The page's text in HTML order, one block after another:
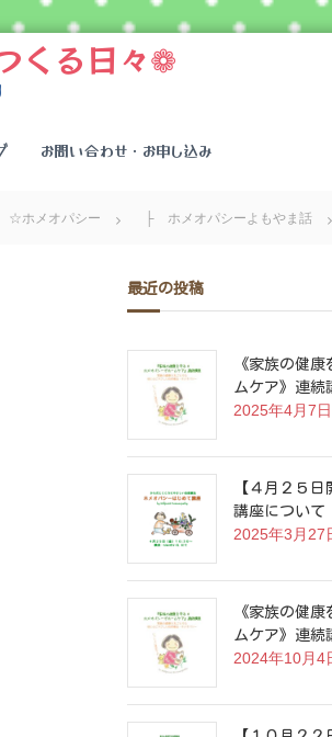
る日々❁
お問い合わせ・お申し込み
☆ホメオパシー ├ ホメオパシーよもやま話
最近の投稿
《家族の健
ムケア》連続
2025年4月7日
【４月２５
講座について
2025年3月27
《家族の健
ムケア》連続
2024年10月4